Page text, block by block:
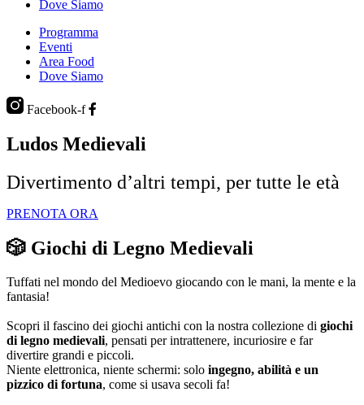
Dove Siamo
Programma
Eventi
Area Food
Dove Siamo
Facebook-f
Ludos Medievali
Divertimento d’altri tempi, per tutte le età
PRENOTA ORA
🎲 Giochi di Legno Medievali
Tuffati nel mondo del Medioevo giocando con le mani, la mente e la
fantasia!
Scopri il fascino dei giochi antichi con la nostra collezione di giochi
di legno medievali, pensati per intrattenere, incuriosire e far
divertire grandi e piccoli.
Niente elettronica, niente schermi: solo ingegno, abilità e un
pizzico di fortuna, come si usava secoli fa!